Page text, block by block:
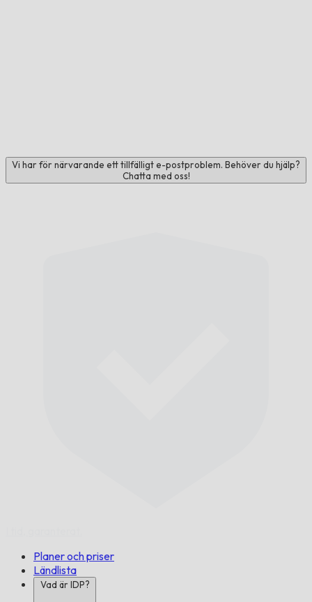
Vi har för närvarande ett tillfälligt e-postproblem. Behöver du hjälp?
Chatta med oss!
Planer och priser
Ländlista
Vad är IDP?